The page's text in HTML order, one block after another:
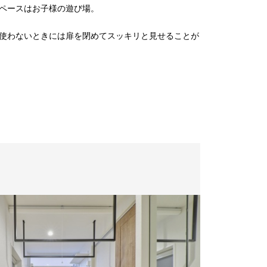
ースはお子様の遊び場。
わないときには扉を閉めてスッキリと見せることが